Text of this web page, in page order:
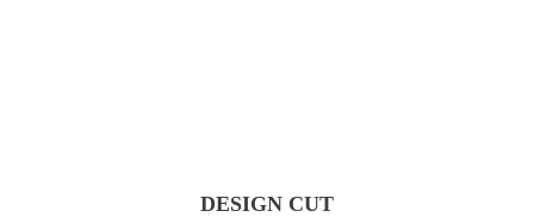
DESIGN CUT